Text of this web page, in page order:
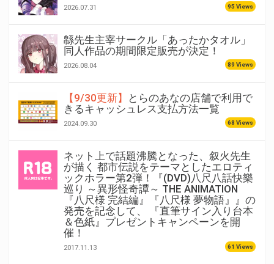
2026.07.31 95 Views
緜先生主宰サークル「あったかタオル」
同人作品の期間限定販売が決定！
2026.08.04 89 Views
【9/30更新】
とらのあなの店舗で利用で
きるキャッシュレス支払方法一覧
2024.09.30 68 Views
ネット上で話題沸騰となった、叙火先生
が描く 都市伝説をテーマとしたエロティ
ックホラー第2弾！『(DVD)八尺八話快樂
巡り ～異形怪奇譚～ THE ANIMATION
『八尺様 完結編』『八尺様 夢物語』』の
発売を記念して、 『直筆サイン入り台本
＆色紙』プレゼントキャンペーンを開
催！
2017.11.13 61 Views